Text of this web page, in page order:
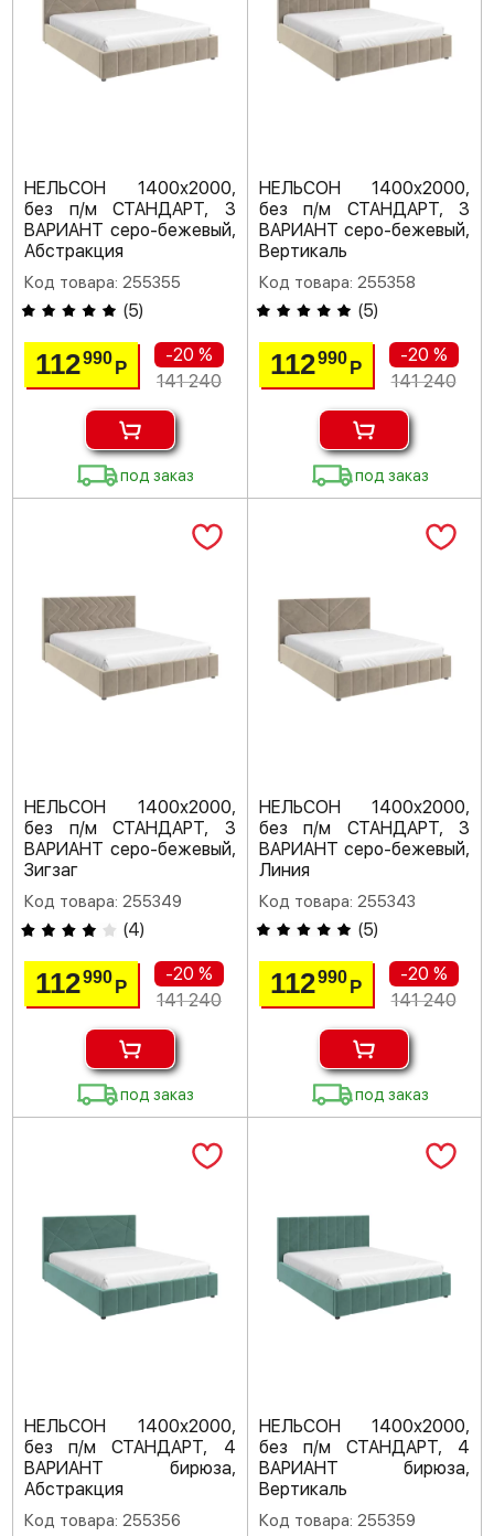
НЕЛЬСОН 1400х2000,
без п/м СТАНДАРТ, 3
ВАРИАНТ серо-бежевый,
Абстракция
Код товара: 255355
(5)
112990Р
-20 %
141 240
под заказ
НЕЛЬСОН 1400х2000,
без п/м СТАНДАРТ, 3
ВАРИАНТ серо-бежевый,
Вертикаль
Код товара: 255358
(5)
112990 Р
-20 %
141 240
под заказ
НЕЛЬСОН 1400х2000,
без п/м СТАНДАРТ, 3
ВАРИАНТ серо-бежевый,
Зигзаг
Код товара: 255349
(4)
112990Р
-20 %
141 240
под заказ
НЕЛЬСОН 1400х2000,
без п/м СТАНДАРТ, 3
ВАРИАНТ серо-бежевый,
Линия
Код товара: 255343
(5)
112990 Р
-20 %
141 240
под заказ
НЕЛЬСОН 1400х2000,
без п/м СТАНДАРТ, 4
ВАРИАНТ бирюза,
Абстракция
Код товара: 255356
НЕЛЬСОН 1400х2000,
без п/м СТАНДАРТ, 4
ВАРИАНТ бирюза,
Вертикаль
Код товара: 255359